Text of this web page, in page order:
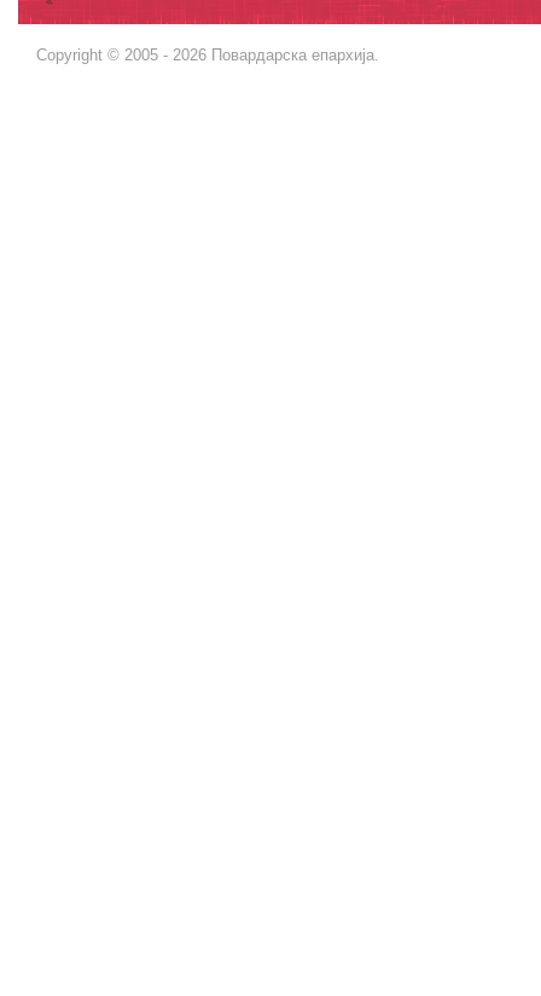
Copyright © 2005 - 2026 Повардарска епархија.